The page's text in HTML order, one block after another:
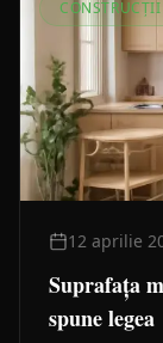
12 aprilie
Suprafața
spune legea